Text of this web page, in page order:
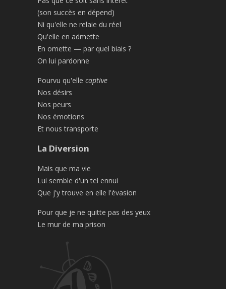
(son succès en dépend)
Ni qu'elle ne relaie du réel
Qu'elle en admette
En omette — par quel biais ?
On lui pardonne
Pourvu qu'elle captive
Nos désirs
Nos peurs
Nos émotions
Et nous transporte
La Diversion
Mais que ma vie
Lui semble d'un tel ennui
Que j'y trouve en elle l'évasion
Pour que je ne quitte pas des yeux
Le mur de ma prison